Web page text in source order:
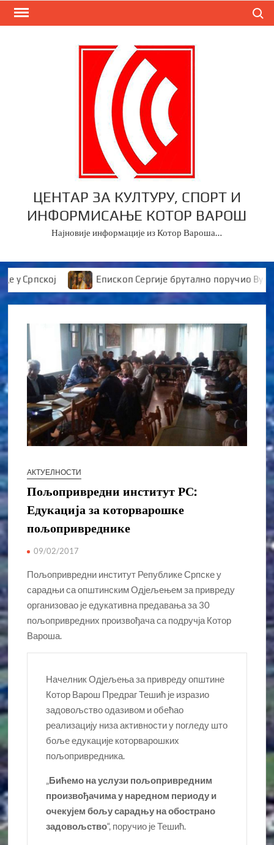
Skip
ЦЕНТАР ЗА КУЛТУРУ, СПОРТ И
ИНФОРМИСАЊЕ КОТОР ВАРОШ
Најновије информације из Котор Вароша…
Епископ Сергије брутално поручио
АКТУЕЛНОСТИ
Пољопривредни институт РС:
Едукација за которварошке
пољопривреднике
09/02/2017
Пољопривредни институт Републике Српске у
сарадњи са општинским Одјељењем за привреду
организовао је едукативна предавања за 30
пољопривредних произвођача са подручја Котор
Вароша.
Начелник Одјељења за привреду општине
Котор Варош Предраг Тешић је изразио
задовољство одазивом и обећао
реализацију низа активности у погледу што
боље едукације которварошких
пољопривредника.
„Бићемо на услузи пољопривредним
произвођачима у наредном периоду и
очекујем бољу сарадњу на обострано
задовољство“, поручио је Тешић.